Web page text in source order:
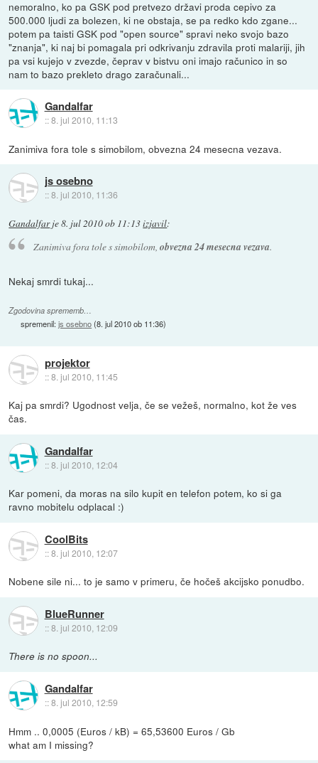
nemoralno, ko pa GSK pod pretvezo državi proda cepivo za
500.000 ljudi za bolezen, ki ne obstaja, se pa redko kdo zgane...
potem pa taisti GSK pod "open source" spravi neko svojo bazo
"znanja", ki naj bi pomagala pri odkrivanju zdravila proti malariji, jih
pa vsi kujejo v zvezde, čeprav v bistvu oni imajo računico in so
nam to bazo prekleto drago zaračunali...
Gandalfar
::8. jul 2010, 11:13
Zanimiva fora tole s simobilom, obvezna 24 mesecna vezava.
js osebno
::8. jul 2010, 11:36
Gandalfarje8. jul 2010 ob 11:13izjavil:
Zanimiva fora tole s simobilom, obvezna 24 mesecna vezava.
Nekaj smrdi tukaj...
Zgodovina sprememb…
spremenil:js osebno(8. jul 2010 ob 11:36)
projektor
::8. jul 2010, 11:45
Kaj pa smrdi? Ugodnost velja, če se vežeš, normalno, kot že ves
čas.
Gandalfar
::8. jul 2010, 12:04
Kar pomeni, da moras na silo kupit en telefon potem, ko si ga
ravno mobitelu odplacal :)
CoolBits
::8. jul 2010, 12:07
Nobene sile ni... to je samo v primeru, če hočeš akcijsko ponudbo.
BlueRunner
::8. jul 2010, 12:09
There is no spoon...
Gandalfar
::8. jul 2010, 12:59
Hmm .. 0,0005 (Euros / kB) = 65,53600 Euros / Gb
what am I missing?